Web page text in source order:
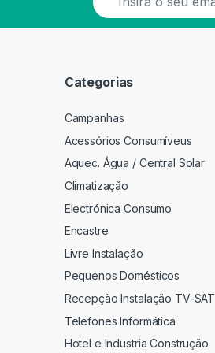
m
a
Categorias
Campanhas
Acessórios Consumíveus
Aquec. Água / Central Solar
Climatização
Electrónica Consumo
Encastre
Livre Instalação
Pequenos Domésticos
Recepção Instalação TV-SAT
Telefones Informática
Hotel e Industria Construção